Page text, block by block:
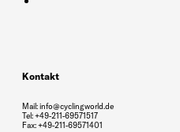
Kontakt
Mail: info@cyclingworld.de
Tel: +49-211-69571517
Fax: +49-211-69571401